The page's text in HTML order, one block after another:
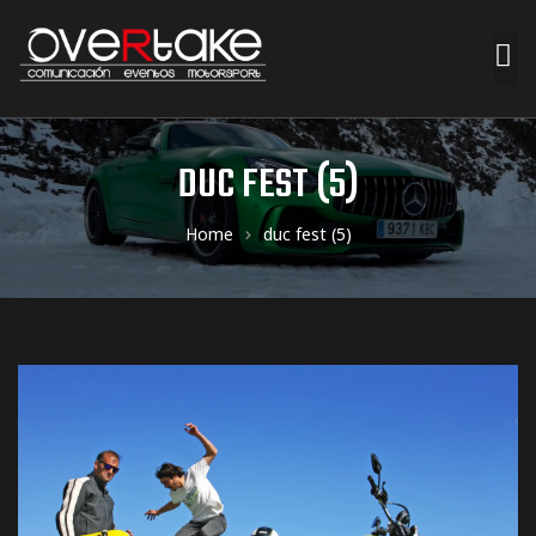
DUC FEST (5)
Home duc fest (5)